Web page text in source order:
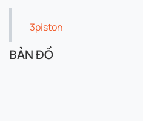
3piston
BẢN ĐỒ